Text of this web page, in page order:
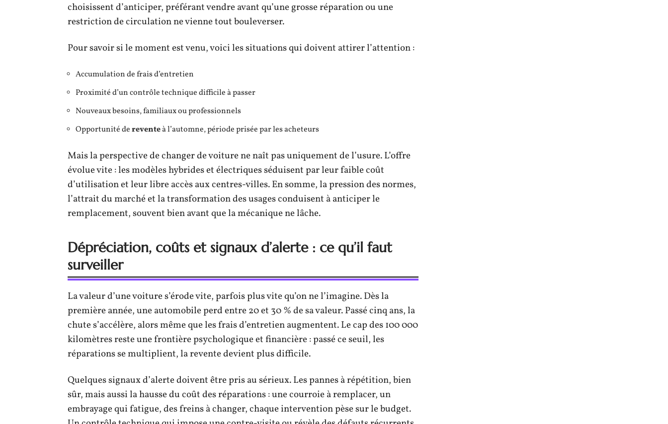
choisissent d’anticiper, préférant vendre avant qu’une grosse réparation ou une
restriction de circulation ne vienne tout bouleverser.
Pour savoir si le moment est venu, voici les situations qui doivent attirer l’attention :
Accumulation de frais d’entretien
Proximité d’un contrôle technique difficile à passer
Nouveaux besoins, familiaux ou professionnels
Opportunité dereventeà l’automne, période prisée par les acheteurs
Mais la perspective de changer de voiture ne naît pas uniquement de l’usure. L’offre
évolue vite : les modèles hybrides et électriques séduisent par leur faible coût
d’utilisation et leur libre accès aux centres-villes. En somme, la pression des normes,
l’attrait du marché et la transformation des usages conduisent à anticiper le
remplacement, souvent bien avant que la mécanique ne lâche.
Dépréciation, coûts et signaux d’alerte : ce qu’il faut
surveiller
La valeur d’une voiture s’érode vite, parfois plus vite qu’on ne l’imagine. Dès la
première année, une automobile perd entre 20 et 30 % de sa valeur. Passé cinq ans, la
chute s’accélère, alors même que les frais d’entretien augmentent. Le cap des 100 000
kilomètres reste une frontière psychologique et financière : passé ce seuil, les
réparations se multiplient, la revente devient plus difficile.
Quelques signaux d’alerte doivent être pris au sérieux. Les pannes à répétition, bien
sûr, mais aussi la hausse du coût des réparations : une courroie à remplacer, un
embrayage qui fatigue, des freins à changer, chaque intervention pèse sur le budget.